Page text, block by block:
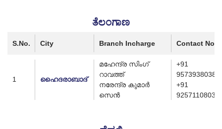
ತೆಲಂಗಾಣ
S.No. City Branch Incharge Contact No.
1 ഹൈദരാബാദ്
മഹേന്ദ്ര സിംഗ്
റാവത്ത്
നരേന്ദ്ര കുമാർ
സെൻ
+91
9573938038
+91
9257110803